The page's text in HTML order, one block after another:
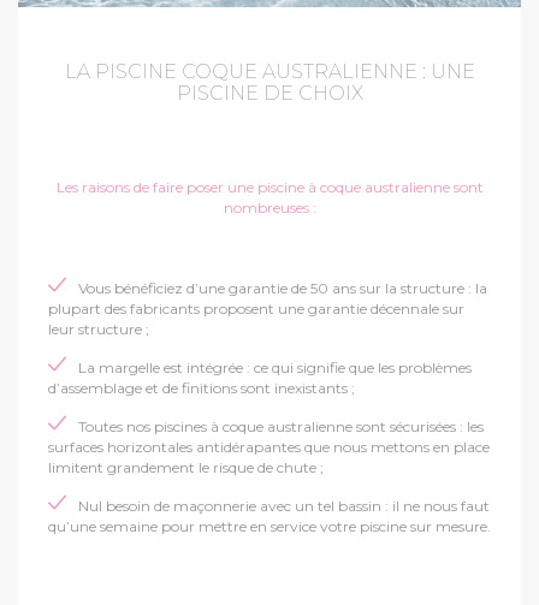
LA PISCINE COQUE AUSTRALIENNE : UNE
PISCINE DE CHOIX
Les raisons de faire poser une piscine à coque australienne sont
nombreuses :
Vous bénéficiez d’une garantie de 50 ans sur la structure : la
plupart des fabricants proposent une garantie décennale sur
leur structure ;
La margelle est intégrée : ce qui signifie que les problèmes
d’assemblage et de finitions sont inexistants ;
Toutes nos piscines à coque australienne sont sécurisées : les
surfaces horizontales antidérapantes que nous mettons en place
limitent grandement le risque de chute ;
Nul besoin de maçonnerie avec un tel bassin : il ne nous faut
qu’une semaine pour mettre en service votre piscine sur mesure.